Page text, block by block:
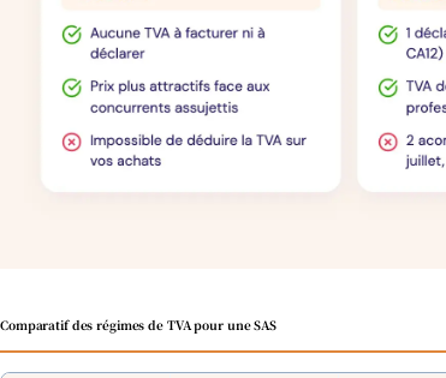
Comparatif des régimes de TVA pour une SAS